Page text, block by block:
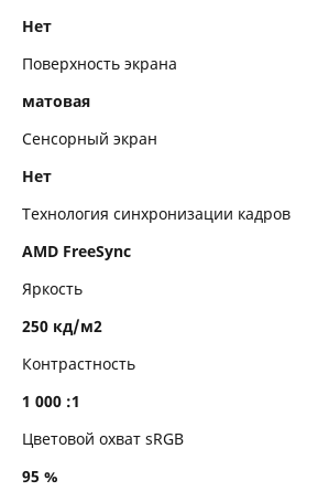
Нет
Поверхность экрана
матовая
Сенсорный экран
Нет
Технология синхронизации кадров
AMD FreeSync
Яркость
250 кд/м2
Контрастность
1 000 :1
Цветовой охват sRGB
95 %